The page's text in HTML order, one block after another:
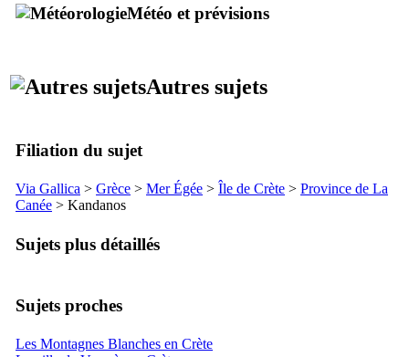
Météo et prévisions
Autres sujets
Filiation du sujet
Via Gallica > Grèce > Mer Égée > Île de Crète > Province de La
Canée > Kandanos
Sujets plus détaillés
Sujets proches
Les Montagnes Blanches en Crète